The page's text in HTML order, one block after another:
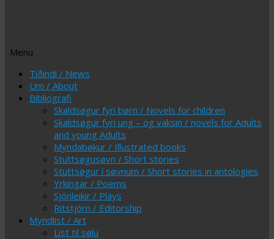
Menu
Skip
content
Tíðindi / News
Um / About
Bibliografi
Skaldsøgur fyri børn / Novels for children
Skaldsøgur fyri ung – og vaksin / novels for Adults
and young Adults
Myndabøkur / Illustrated books
Stuttsøgusøvn / Short stories
Stuttsøgur í søvnum / Short stories in antologies
Yrkingar / Poems
Sjónleikir / Plays
Ritstjórn / Editorship
Myndlist / Art
List til sølu